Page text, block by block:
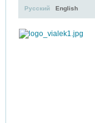
Русский English